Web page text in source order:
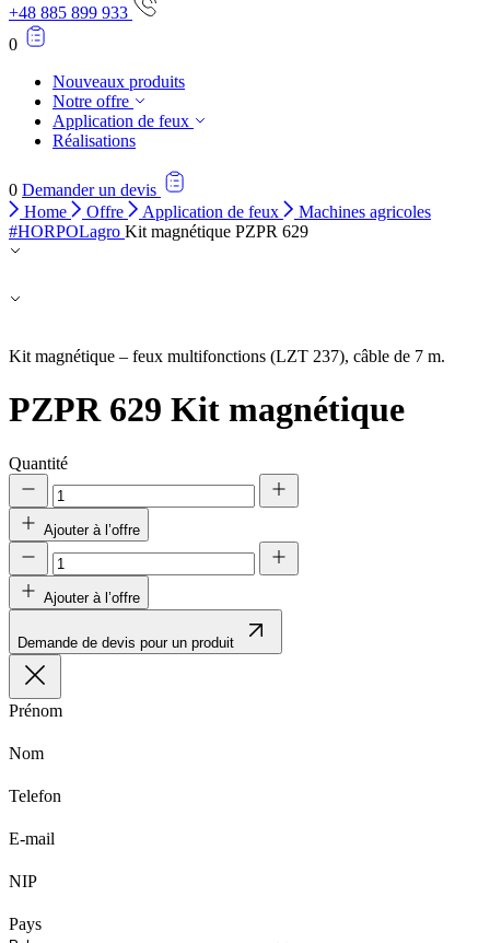
+48 885 899 933
0
Nouveaux produits
Notre offre
Application de feux
Réalisations
0 Demander un devis
Home
Offre Application de feux
Machines agricoles
#HORPOLagro Kit magnétique PZPR 629
Kit magnétique – feux multifonctions (LZT 237), câble de 7 m.
PZPR 629 Kit magnétique
Quantité
Ajouter à l’offre
Ajouter à l’offre
Demande de devis pour un produit
Prénom
Nom
Telefon
E-mail
NIP
Pays